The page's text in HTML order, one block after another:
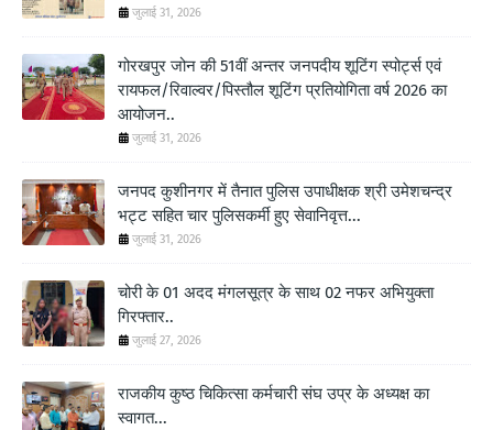
जुलाई 31, 2026
गोरखपुर जोन की 51वीं अन्तर जनपदीय शूटिंग स्पोर्ट्स एवं
रायफल/रिवाल्वर/पिस्तौल शूटिंग प्रतियोगिता वर्ष 2026 का
आयोजन..
जुलाई 31, 2026
जनपद कुशीनगर में तैनात पुलिस उपाधीक्षक श्री उमेशचन्द्र
भट्ट सहित चार पुलिसकर्मी हुए सेवानिवृत्त...
जुलाई 31, 2026
चोरी के 01 अदद मंगलसूत्र के साथ 02 नफर अभियुक्ता
गिरफ्तार..
जुलाई 27, 2026
राजकीय कुष्ठ चिकित्सा कर्मचारी संघ उप्र के अध्यक्ष का
स्वागत...